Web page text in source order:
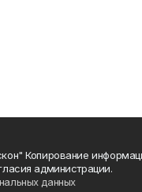
Копирование
администрации.
данных